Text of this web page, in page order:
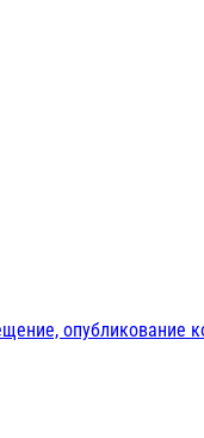
опубликование